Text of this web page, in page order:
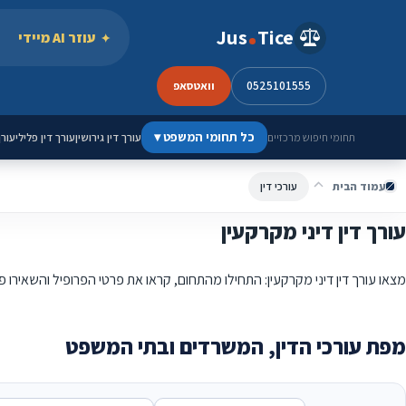
Jus Tice עוזר AI מיידי
0525101555 וואטסאפ
תחומי חיפוש מרכזיים כל תחומי המשפט▾ עורך דין גירושיןעורך דין פלילי
עמוד הבית עורכי דין
עורך דין דיני מקרקעין
מצאו עורך דין דיני מקרקעין: התחילו מהתחום, קראו את פרטי הפרופיל
מפת עורכי הדין, המשרדים ובתי המשפט